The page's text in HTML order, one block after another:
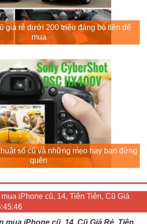
giá rẻ dưới 200 triệu đáng bỏ tiền để
mua
số cũ và những mẹo hay bạn đừng
quên
iPhone cũ, 14, Tiên Tiên, Cũ Giá
mua iPhone cũ, 14, Cũ Giá Rẻ, Tiên